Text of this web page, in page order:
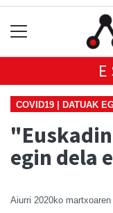
COVID19 | DATUAK
egin dela
Aiurri 2020ko martxoaren